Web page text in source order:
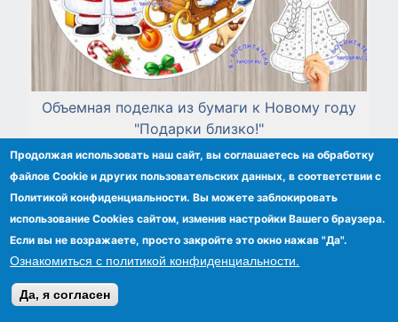
Объемная поделка из бумаги к Новому году
"Подарки близко!"
Продолжая использовать наш сайт, вы соглашаетесь на обработку
файлов Сookie и других пользовательских данных, в соответствии с
Политикой конфиденциальности. Вы можете заблокировать
использование Cookies сайтом, изменив настройки Вашего браузера.
Если вы не возражаете, просто закройте это окно нажав "Да".
Ознакомиться с политикой конфиденциальности.
Да, я согласен